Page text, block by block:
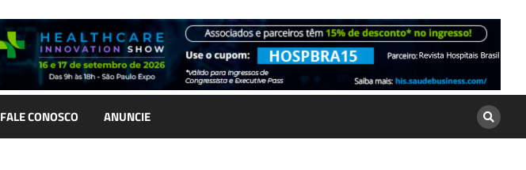
FALE CONOSCO ANUNCIE